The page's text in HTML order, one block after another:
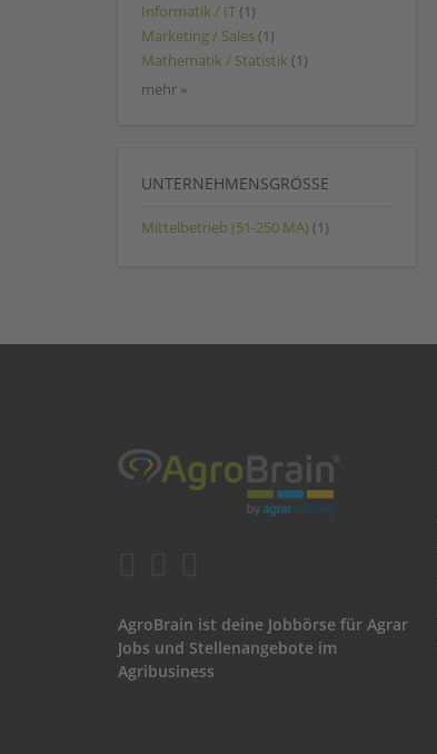
Informatik / IT (1)
Marketing / Sales (1)
Mathematik / Statistik (1)
mehr »
UNTERNEHMENSGRÖSSE
Mittelbetrieb (51-250 MA) (1)
AgroBrain ist deine Jobbörse für Agrar
Jobs und Stellenangebote im
Agribusiness